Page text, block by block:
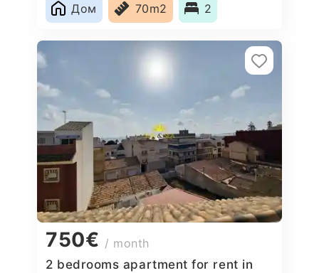
Дом
70m2 2
750€ / month
2 bedrooms apartment for rent in